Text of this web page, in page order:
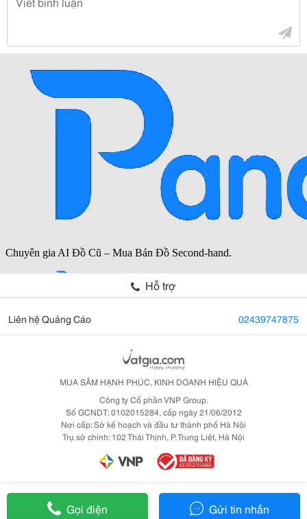
Gọi điện Gửi tin nhắn
Hỗ trợ
Liên hệ Quảng Cáo 02439747875
MUA SẮM HẠNH PHÚC, KINH DOANH HIỆU QUẢ
Công ty Cổ phần VNP Group.
Số GCNDT: 0102015284, cấp ngày 21/06/2012
Nơi cấp: Sở kế hoạch và đầu tư thành phố Hà Nội
Trụ sở chính: 102 Thái Thịnh, P. Trung Liệt, Hà Nội